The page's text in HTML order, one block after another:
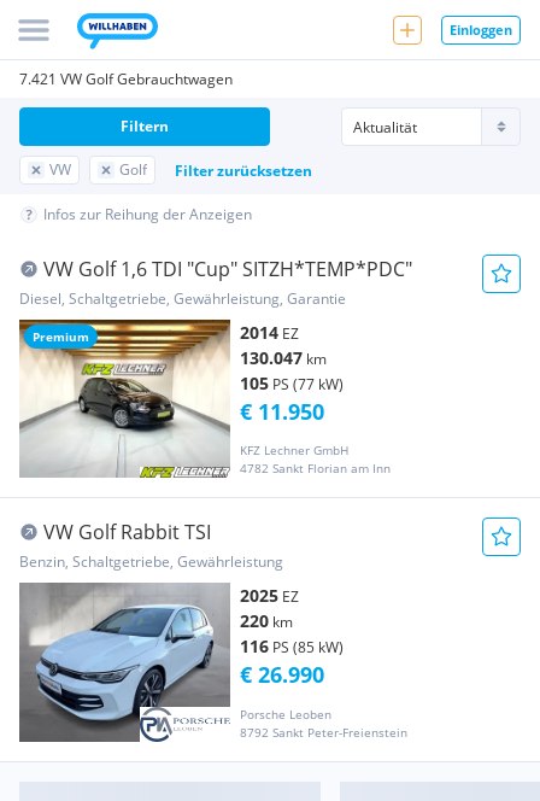
Einloggen
7.421 VW Golf Gebrauchtwagen
VW Golf Filter zurücksetzen
Filtern
Infos zur Reihung der Anzeigen
Premium
VW Golf 1,6 TDI "Cup" SITZH*TEMP*PDC"
Diesel, Schaltgetriebe, Gewährleistung, Garantie
2014 EZ
130.047 km
105 PS (77 kW)
KFZ Lechner GmbH
4782 Sankt Florian am Inn
€ 11.950
VW Golf Rabbit TSI
Benzin, Schaltgetriebe, Gewährleistung
2025 EZ
220 km
116 PS (85 kW)
Porsche Leoben
8792 Sankt Peter-Freienstein
€ 26.990